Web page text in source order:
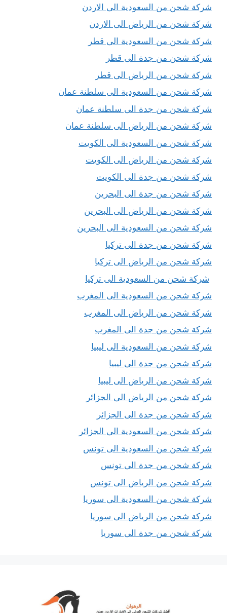
شركة شحن من السعودية الى الاردن
شركة شحن من الرياض الى الاردن
شركة شحن من السعودية الى قطر
شركة شحن من جدة الى قطر
شركة شحن من الرياض الى قطر
شركة شحن من السعودية الى سلطنة عمان
شركة شحن من جدة الى سلطنة عمان
شركة شحن من الرياض الى سلطنة عمان
شركة شحن من السعودية الى الكويت
شركة شحن من الرياض الى الكويت
شركة شحن من جدة الى الكويت
شركة شحن من جدة الى البحرين
شركة شحن من الرياض الى البحرين
شركة شحن من السعودية الى البحرين
شركة شحن من جدة الى تركيا
شركة شحن من الرياض الى تركيا
شركة شحن من السعودية الى تركيا
شركة شحن من السعودية الى المغرب
شركة شحن من الرياض الى المغرب
شركة شحن من جدة الى المغرب
شركة شحن من السعودية الى ليبيا
شركة شحن من جدة الى ليبيا
شركة شحن من الرياض الى ليبيا
شركة شحن من الرياض الى الجزائر
شركة شحن من جدة الى الجزائر
شركة شحن من السعودية الى الجزائر
شركة شحن من السعودية الى تونس
شركة شحن من جدة الى تونس
شركة شحن من الرياض الى تونس
شركة شحن من السعودية الى سوريا
شركة شحن من الرياض الى سوريا
شركة شحن من جدة الى سوريا